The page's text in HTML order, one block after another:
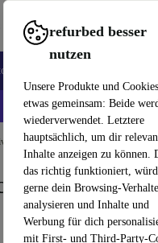
refurbed besser
nutzen
Unsere Produkte und
etwas gemeinsam: Beide
wiederverwendet. Letztere
hauptsächlich, um dir
Inhalte anzeigen zu können.
das richtig funktioniert,
gerne dein Browsing-
analysieren und Inhalte und
Werbung für dich
mit First- und Third-Party-
Verkaufen Hilfe
school
💰
105mm 2.8